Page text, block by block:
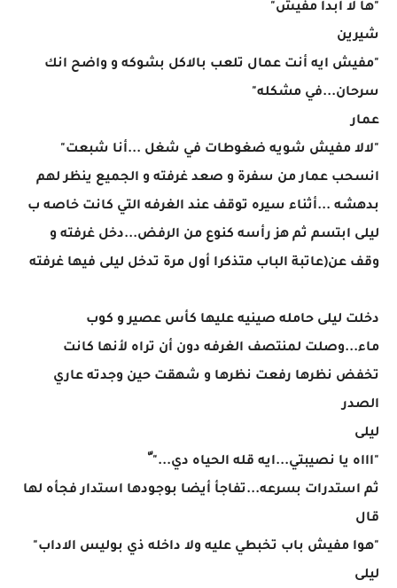
"ها لا أبدا مفيش"
شيرين
"مفيش ايه أنت عمال تلعب بالاكل بشوكه و واضح انك
سرحان...في مشكله"
عمار
"لالا مفيش شويه ضغوطات في شغل ...أنا شبعت"
انسحب عمار من سفرة و صعد غرفته و الجميع ينظر لهم
بدهشه ...أثناء سيره توقف عند الغرفه التي كانت خاصه ب
ليلى ابتسم ثم هز رأسه كنوع من الرفض...دخل غرفته و
وقف عن(عاتبة الباب متذكرا أول مرة تدخل ليلى فيها غرفته
دخلت ليلى حامله صينيه عليها كأس عصير و كوب
ماء...وصلت لمنتصف الغرفه دون أن تراه لأنها كانت
تخفض نظرها رفعت نظرها و شهقت حين وجدته عاري
الصدر
ليلى
"اااه يا نصيبتي...ايه قله الحياه دي..." ّ
ثم استدرات بسرعه...تفاجأ أيضا بوجودها استدار فجأه لها
قال
"هوا مفيش باب تخبطي عليه ولا داخله ذي بوليس الاداب"
ليلى